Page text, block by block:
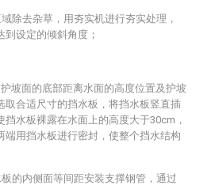
除去杂草，用夯实机进行夯实处理，
到设定的倾斜角度；
坡面的底部距离水面的高度位置及护坡
取合适尺寸的挡水板，将挡水板竖直插
挡水板裸露在水面上的高度大于30cm，
端用挡水板进行密封，使整个挡水结构
的内侧面等间距安装支撑钢管，通过